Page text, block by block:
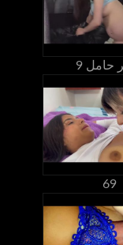
حامل
69